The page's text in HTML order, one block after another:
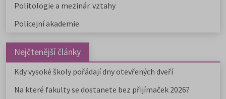
Politologie a mezinár. vztahy
Policejní akademie
Nejčtenější články
Kdy vysoké školy pořádají dny otevřených dveří
Na které fakulty se dostanete bez přijímaček 2026?